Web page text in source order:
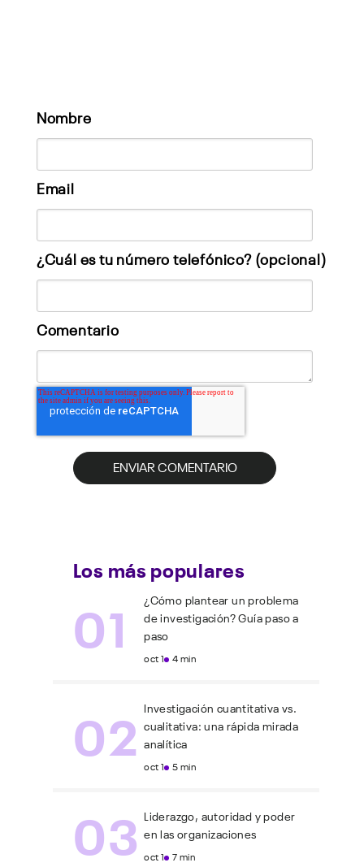
Nombre
Email
¿Cuál es tu número telefónico? (opcional)
Comentario
Los más populares
01
¿Cómo plantear un problema
de investigación? Guía paso a
paso
oct 1 4 min
02
Investigación cuantitativa vs.
cualitativa: una rápida mirada
analítica
oct 1 5 min
03 Liderazgo, autoridad y poder
en las organizaciones
oct 1 7 min